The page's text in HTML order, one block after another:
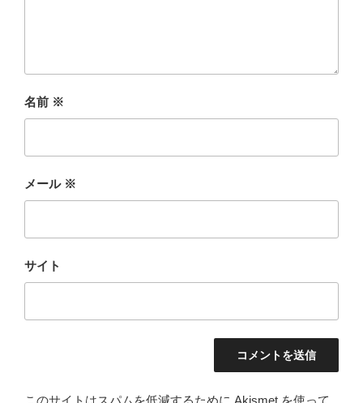
名前 ※
メール ※
サイト
このサイトはスパムを低減するために Akismet を使って